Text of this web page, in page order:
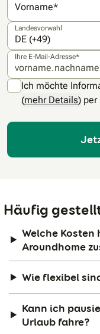
Vorname*
Landesvorwahl
Ihre E-Mail-Adresse*
Ich möchte
(mehr Details) per
Häufig
Welche
Aroundhome
Wie flexibel
Kann ich
Urlaub fahre?